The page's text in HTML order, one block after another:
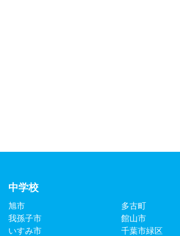
中学校
旭市
我孫子市
いすみ市
多古町
館山市
千葉市緑区